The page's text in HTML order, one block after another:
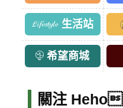
生活站
希望商城
關注 Heho